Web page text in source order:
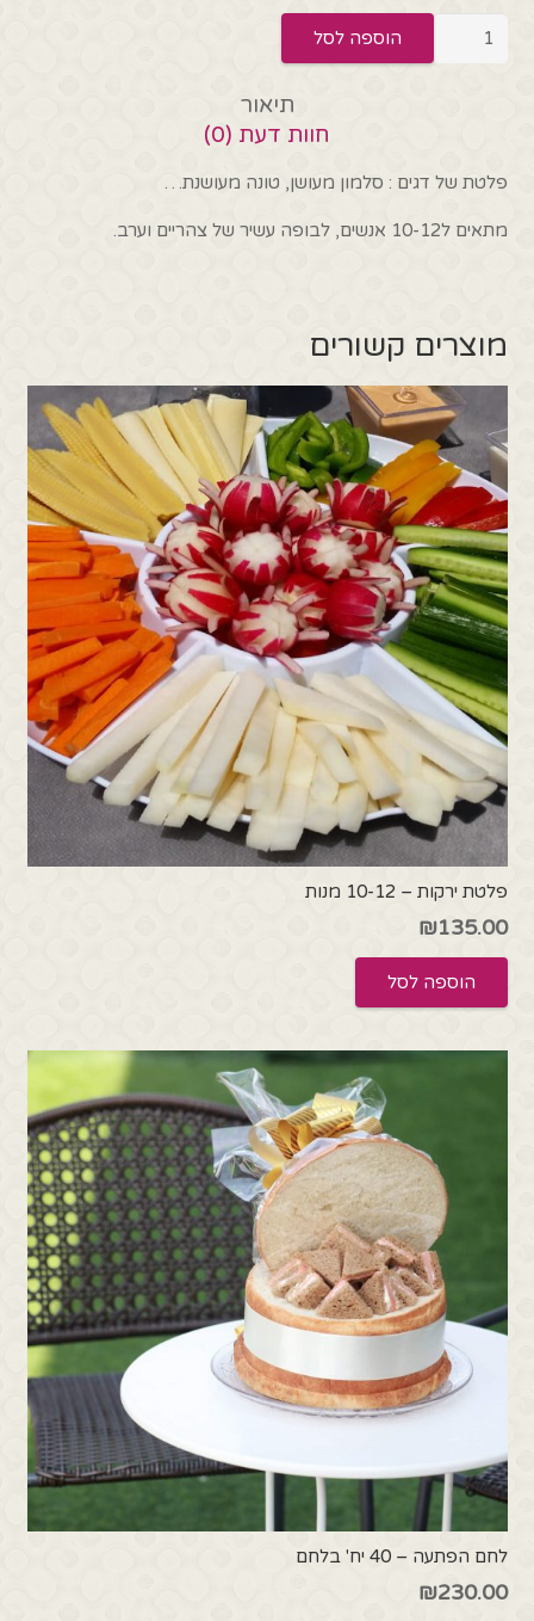
כמות
הוספה לסל
תיאור
חוות דעת (0)
פלטת של דגים : סלמון מעושן, טונה מעושנת…
מתאים ל10-12 אנשים, לבופה עשיר של צהריים וערב.
מוצרים קשורים
פלטת ירקות – 10-12 מנות
₪135.00
הוספה לסל
לחם הפתעה – 40 יח' בלחם
₪230.00